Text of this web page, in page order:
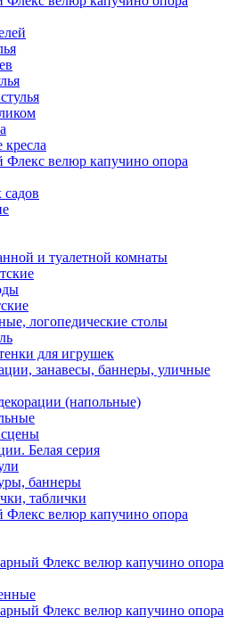
кресла
садов
и туалетной комнаты
логопедические столы
для игрушек
занавесы, баннеры, уличные
(напольные)
Белая серия
баннеры
таблички